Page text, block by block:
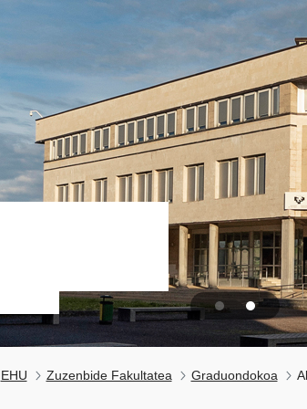
EHU Zuzenbide Fakultatea Graduondokoa